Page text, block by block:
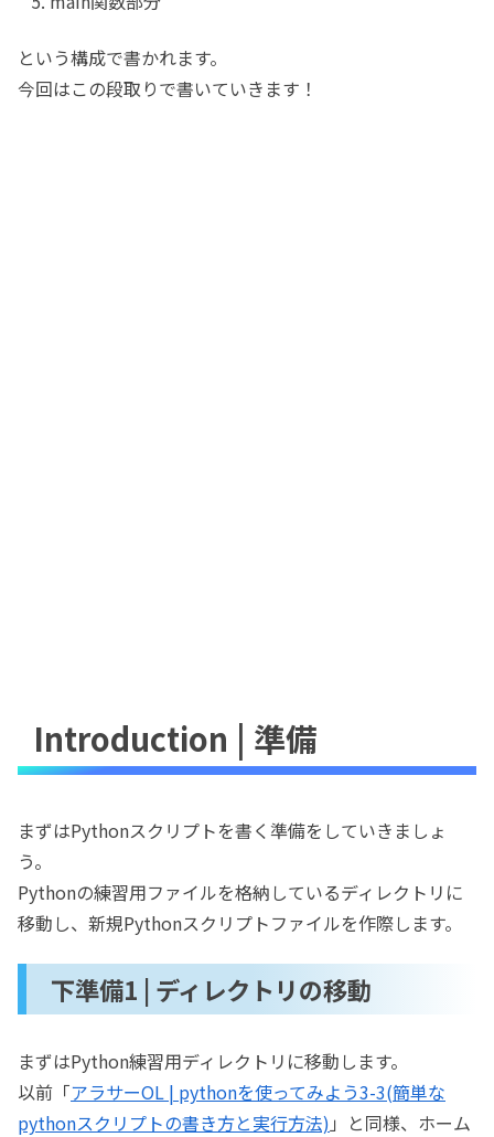
という構成で書かれます。
今回はこの段取りで書いていきます！
Introduction | 準備
まずはPythonスクリプトを書く準備をしていきましょ
う。
Pythonの練習用ファイルを格納しているディレクトリに
移動し、新規Pythonスクリプトファイルを作際します。
下準備1 | ディレクトリの移動
まずはPython練習用ディレクトリに移動します。
以前「アラサーOL | pythonを使ってみよう3-3(簡単な
pythonスクリプトの書き方と実行方法) 」と同様、ホーム